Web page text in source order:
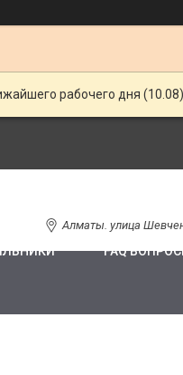
рабочего дня (10.08)
Алматы. улица
FAQ